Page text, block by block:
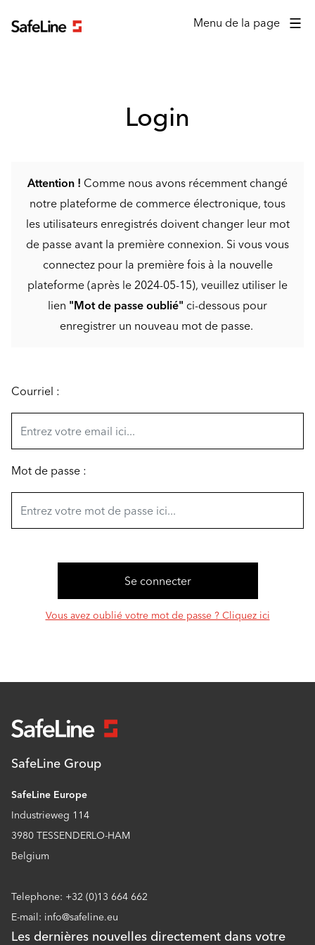
Menu de la page
Login
Attention ! Comme nous avons récemment changé
notre plateforme de commerce électronique, tous
les utilisateurs enregistrés doivent changer leur mot
de passe avant la première connexion. Si vous vous
connectez pour la première fois à la nouvelle
plateforme (après le 2024-05-15), veuillez utiliser le
lien "Mot de passe oublié" ci-dessous pour
enregistrer un nouveau mot de passe.
Formulaire de connexion
Courriel :
Mot de passe :
Vous avez oublié votre mot de passe ? Cliquez ici
SafeLine Group
SafeLine Europe
Industrieweg 114
3980 TESSENDERLO-HAM
Belgium
Telephone: +32 (0)13 664 662
E-mail: info@safeline.eu
Les dernières nouvelles directement dans votre